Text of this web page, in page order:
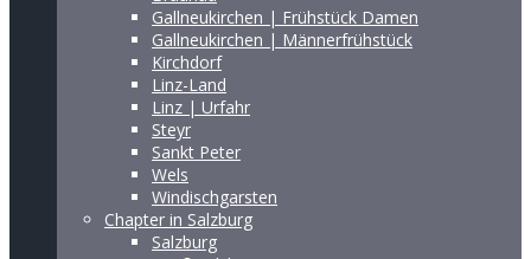
Gallneukirchen | Frühstück Damen
Gallneukirchen | Männerfrühstück
Kirchdorf
Linz-Land
Linz | Urfahr
Steyr
Sankt Peter
Wels
Windischgarsten
Chapter in Salzburg
Salzburg